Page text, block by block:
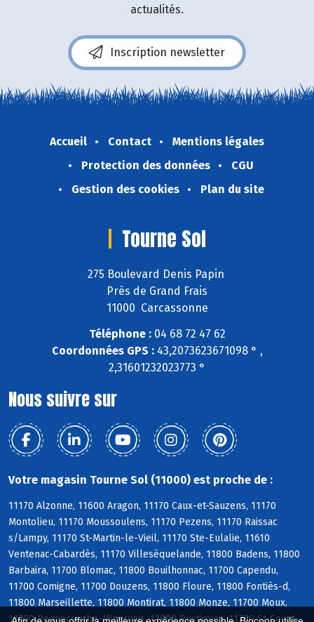
actualités.
Inscription newsletter
Accueil Contact
Mentions légales
Protection des données
CGU
Gestion des cookies
Plan du site
Tourne Sol
275 Boulevard Denis Papin
Près de Grand Frais
11000 Carcassonne
Téléphone :04 68 72 47 62
Coordonnées GPS :43,2073623671098 ° ,
2,31601232023773 °
Nous suivre sur
Votre magasin Tourne Sol (11000) est proche de :
11170 Alzonne, 11600 Aragon, 11170 Caux-et-Sauzens, 11170
Montolieu, 11170 Moussoulens, 11170 Pezens, 11170 Raissac
s/Lampy, 11170 St-Martin-le-Vieil, 11170 Ste-Eulalie, 11610
Ventenac-Cabardès, 11170 Villesèquelande, 11800 Badens, 11800
Barbaira, 11700 Blomac, 11800 Bouilhonnac, 11700 Capendu,
11700 Comigne, 11700 Douzens, 11800 Floure, 11800 Fontiès-d,
11800 Marseillette, 11800 Montirat, 11800 Monze, 11700 Moux,
11700 Roquecourbe-Minervois, 11800 Rustiques, 11700 St-Couat-